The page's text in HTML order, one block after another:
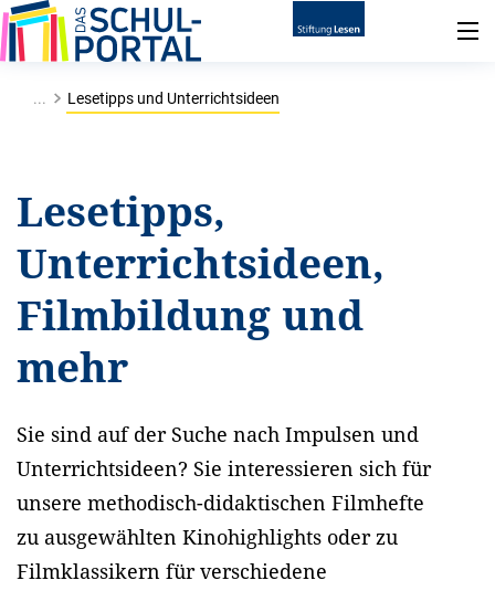
... Lesetipps und Unterrichtsideen
Lesetipps,
Unterrichtsideen,
Filmbildung und
mehr
Sie sind auf der Suche nach Impulsen und
Unterrichtsideen? Sie interessieren sich für
unsere methodisch-didaktischen Filmhefte
zu ausgewählten Kinohighlights oder zu
Filmklassikern für verschiedene